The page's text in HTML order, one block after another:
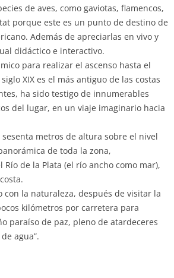
de aves, como gaviotas, flamencos,
porque este es un punto de destino de
Además de apreciarlas en vivo y
didáctico e interactivo.
para realizar el ascenso hasta el
XIX es el más antiguo de las costas
ha sido testigo de innumerables
del lugar, en un viaje imaginario hacia
metros de altura sobre el nivel
de toda la zona,
de la Plata (el río ancho como mar),
la naturaleza, después de visitar la
kilómetros por carretera para
paraíso de paz, pleno de atardeceres
agua”.